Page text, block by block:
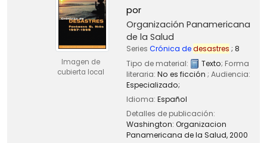
Imagen de
cubierta local
por
Organización Panamericana
de la Salud
Series Crónica dedesastres ; 8
Tipo de material:
Texto; Forma
literaria: No es ficción ; Audiencia:
Especializado;
Idioma: Español
Detalles de publicación:
Washington: Organizacion
Panamericana de la Salud,2000